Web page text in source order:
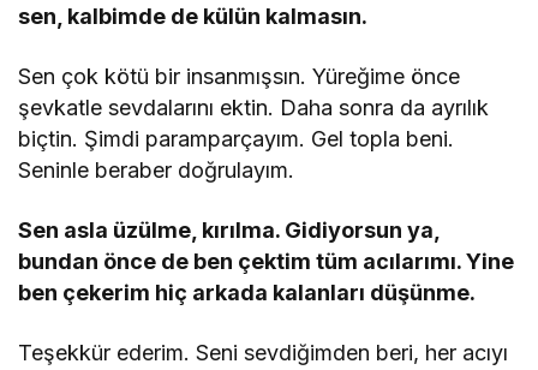
sen, kalbimde de külün kalmasın.
Sen çok kötü bir insanmışsın. Yüreğime önce
şevkatle sevdalarını ektin. Daha sonra da ayrılık
biçtin. Şimdi paramparçayım. Gel topla beni.
Seninle beraber doğrulayım.
Sen asla üzülme, kırılma. Gidiyorsun ya,
bundan önce de ben çektim tüm acılarımı. Yine
ben çekerim hiç arkada kalanları düşünme.
Teşekkür ederim. Seni sevdiğimden beri, her acıyı